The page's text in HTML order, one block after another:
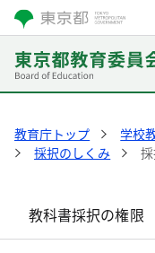
教育庁トップ 学校
採択のしくみ
教科書採択の権限